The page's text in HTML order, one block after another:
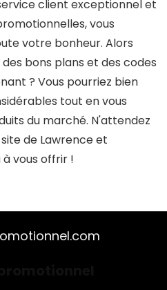
client exceptionnel et
vous
votre bonheur. Alors
bons plans et des codes
? Vous pourriez bien
tout en vous
du marché. N'attendez
de Lawrence et
vous offrir !